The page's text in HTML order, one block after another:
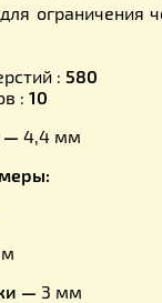
ограничения
: 580
: 10
— 4,4 мм
— 3 мм